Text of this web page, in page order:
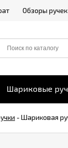
Обзоры ручек
Шариковые
-Шариковая